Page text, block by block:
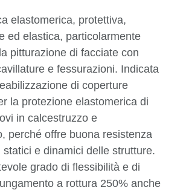
elastomerica, protettiva,
ed elastica, particolarmente
pitturazione di facciate con
e fessurazioni. Indicata
di coperture
la protezione elastomerica di
in calcestruzzo e
perché offre buona resistenza
statici e dinamici delle strutture.
grado di flessibilità e di
a rottura 250% anche